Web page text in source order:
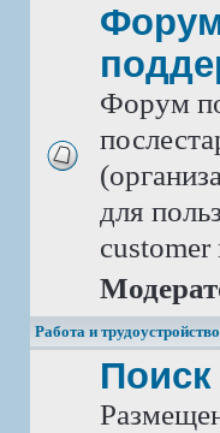
Форум
для
customer
Работа и трудоустройство